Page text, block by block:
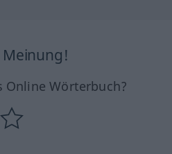
Meinung!
Wörterbuch?